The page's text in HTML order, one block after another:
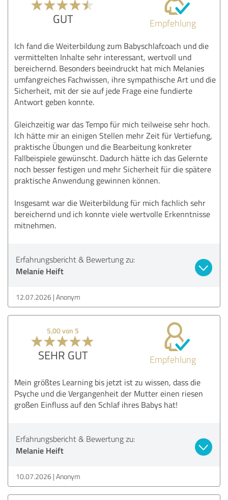
GUT Empfehlung
Ich fand die Weiterbildung zum Babyschlafcoach und die
vermittelten Inhalte sehr interessant, wertvoll und
bereichernd. Besonders beeindruckt hat mich Melanies
umfangreiches Fachwissen, ihre sympathische Art und die
Sicherheit, mit der sie auf jede Frage eine fundierte
Antwort geben konnte.
Gleichzeitig war das Tempo für mich teilweise sehr hoch.
Ich hätte mir an einigen Stellen mehr Zeit für Vertiefung,
praktische Übungen und die Bearbeitung konkreter
Fallbeispiele gewünscht. Dadurch hätte ich das Gelernte
noch besser festigen und mehr Sicherheit für die spätere
praktische Anwendung gewinnen können.
Insgesamt war die Weiterbildung für mich fachlich sehr
bereichernd und ich konnte viele wertvolle Erkenntnisse
mitnehmen.
Erfahrungsbericht & Bewertung zu:
Melanie Heift
12.07.2026 Anonym
5,00 von 5
SEHR GUT Empfehlung
Mein größtes Learning bis jetzt ist zu wissen, dass die
Psyche und die Vergangenheit der Mutter einen riesen
großen Einfluss auf den Schlaf ihres Babys hat!
Erfahrungsbericht & Bewertung zu:
Melanie Heift
10.07.2026 Anonym